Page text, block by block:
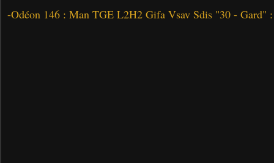
-Odéon 146 : Man TGE L2H2 Gifa Vsav Sdis "30 - Gard" :